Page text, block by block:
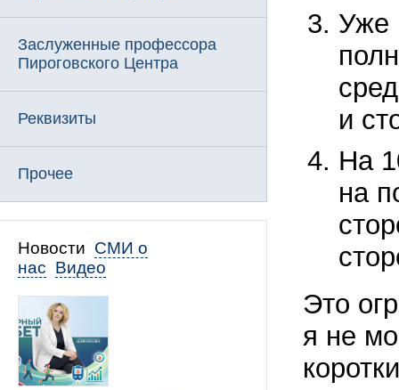
Заслуженные профессора
Пироговского Центра
Реквизиты
Прочее
Новости СМИ о
нас Видео
Уже
и
На
на
Это
я не